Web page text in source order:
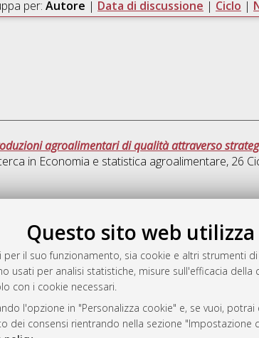
Questo sito web
il suo funzionamento, sia cookie e altri strumenti
usati per analisi statistiche, misure sull'efficacia
con i cookie necessari.
l'opzione in "Personalizza cookie" e, se vuoi,
dei consensi rientrando nella sezione "Impostazione
per: Autore | Data di discussione | Ciclo |
agroalimentari di qualità attraverso
in Economia e statistica agroalimentare, 26
7946
implementato e gestito daAlmaDL
Cookie
sulla privacy
d’uso del sito